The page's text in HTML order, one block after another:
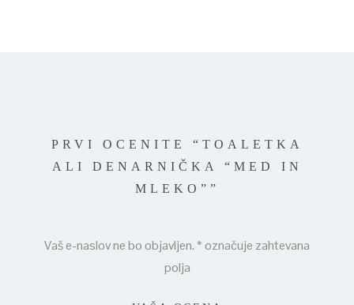
PRVI OCENITE “TOALETKA
ALI DENARNIČKA “MED IN
MLEKO””
Vaš e-naslov ne bo objavljen.* označuje zahtevana
polja